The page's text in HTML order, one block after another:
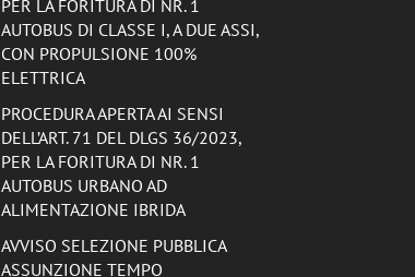
PER LA FORITURA DI NR. 1
AUTOBUS DI CLASSE I, A DUE ASSI,
CON PROPULSIONE 100%
ELETTRICA
PROCEDURA APERTA AI SENSI
DELL’ART. 71 DEL DLGS 36/2023,
PER LA FORITURA DI NR. 1
AUTOBUS URBANO AD
ALIMENTAZIONE IBRIDA
AVVISO SELEZIONE PUBBLICA
ASSUNZIONE TEMPO